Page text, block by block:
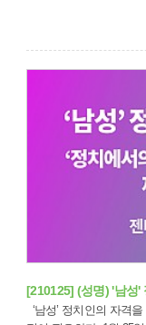
[210125] (성명) '남성